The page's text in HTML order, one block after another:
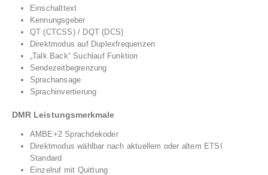
Einschalttext
Kennungsgeber
QT (CTCSS) / DQT (DCS)
Direktmodus auf Duplexfrequenzen
„Talk Back“ Suchlauf Funktion
Sendezeitbegrenzung
Sprachansage
Sprachinvertierung
DMR Leistungsmerkmale
AMBE+2 Sprachdekoder
Direktmodus wählbar nach aktuellem oder altem ETSI
Standard
Einzelruf mit Quittung